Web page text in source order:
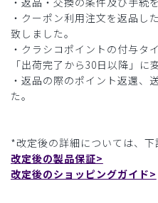
・クーポン利用注文を返品し
致しました。
・クラシコポイントの付与タ
「出荷完了から30日以降」に
・返品の際のポイント返還、
た。
*改定後の詳細については、下
改定後の製品保証>
改定後のショッピングガイド>